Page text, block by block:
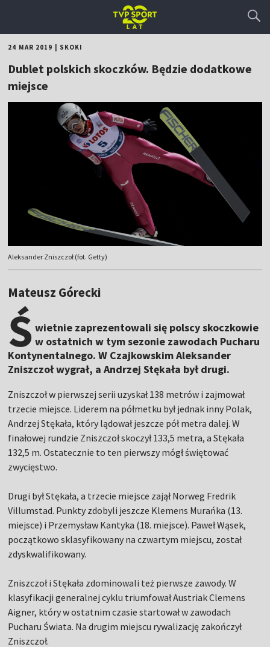
24 MAR 2019 SKOKI
Dublet polskich skoczków. Będzie dodatkowe
miejsce
Aleksander Zniszczoł (fot. Getty)
Mateusz Górecki
Ś wietnie zaprezentowali się polscy skoczkowie
w ostatnich w tym sezonie zawodach Pucharu
Kontynentalnego. W Czajkowskim Aleksander
Zniszczoł wygrał, a Andrzej Stękała był drugi.
Zniszczoł w pierwszej serii uzyskał 138 metrów i zajmował
trzecie miejsce. Liderem na półmetku był jednak inny Polak,
Andrzej Stękała, który lądował jeszcze pół metra dalej. W
finałowej rundzie Zniszczoł skoczył 133,5 metra, a Stękała
132,5 m. Ostatecznie to ten pierwszy mógł świętować
zwycięstwo.
Drugi był Stękała, a trzecie miejsce zajął Norweg Fredrik
Villumstad. Punkty zdobyli jeszcze Klemens Murańka (13.
miejsce) i Przemysław Kantyka (18. miejsce). Paweł Wąsek,
początkowo sklasyfikowany na czwartym miejscu, został
zdyskwalifikowany.
Zniszczoł i Stękała zdominowali też pierwsze zawody. W
klasyfikacji generalnej cyklu triumfował Austriak Clemens
Aigner, który w ostatnim czasie startował w zawodach
Pucharu Świata. Na drugim miejscu rywalizację zakończył
Zniszczoł.